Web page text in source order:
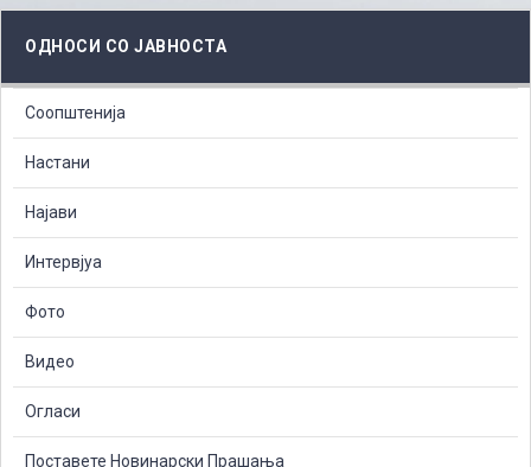
ОДНОСИ СО ЈАВНОСТА
Соопштенија
Настани
Најави
Интервјуа
Фото
Видео
Огласи
Поставете Новинарски Прашања